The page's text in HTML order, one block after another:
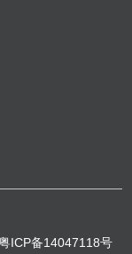
ICP备14047118号